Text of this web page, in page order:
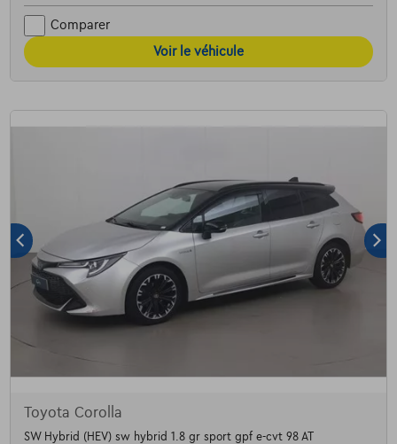
Comparer
Voir le véhicule
Toyota Corolla
SW Hybrid (HEV) sw hybrid 1.8 gr sport gpf e-cvt 98 AT